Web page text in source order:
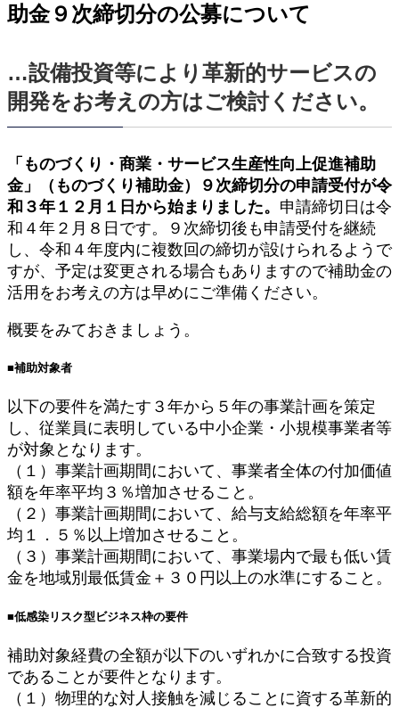
助金９次締切分の公募について
…設備投資等により革新的サービスの
開発をお考えの方はご検討ください。
「ものづくり・商業・サービス生産性向上促進補助
金」（ものづくり補助金）９次締切分の申請受付が令
和３年１２月１日から始まりました。 申請締切日は令
和４年２月８日です。９次締切後も申請受付を継続
し、令和４年度内に複数回の締切が設けられるようで
すが、予定は変更される場合もありますので補助金の
活用をお考えの方は早めにご準備ください。
概要をみておきましょう。
■補助対象者
以下の要件を満たす３年から５年の事業計画を策定
し、従業員に表明している中小企業・小規模事業者等
が対象となります。
（１）事業計画期間において、事業者全体の付加価値
額を年率平均３％増加させること。
（２）事業計画期間において、給与支給総額を年率平
均１．５％以上増加させること。
（３）事業計画期間において、事業場内で最も低い賃
金を地域別最低賃金＋３０円以上の水準にすること。
■低感染リスク型ビジネス枠の要件
補助対象経費の全額が以下のいずれかに合致する投資
であることが要件となります。
（１）物理的な対人接触を減じることに資する革新的